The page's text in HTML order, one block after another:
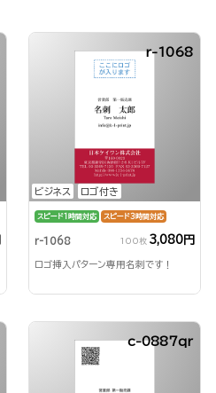
ビジネス ロゴ付き
r-1068
スピード1時間対応 スピード3時間対応
r-1068 100枚 3,080円
ロゴ挿入パターン専用名刺です！
c-0887qr